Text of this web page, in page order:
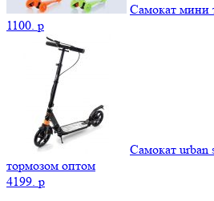
Самокат мини
1100. p
Самокат urban
тормозом оптом
4199. p